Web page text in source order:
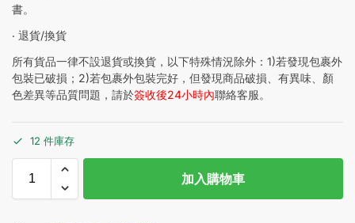
書。
‧ 退貨/換貨
所有貨品一律不設退貨或換貨，以下特殊情況除外：1)若發現包裹外
包裝已破損；2)若包裹外包裝完好，但發現商品破損、有異味、顏
色差異等品質問題，請於簽收後24小時內聯絡客服。
12 件庫存
加入購物車